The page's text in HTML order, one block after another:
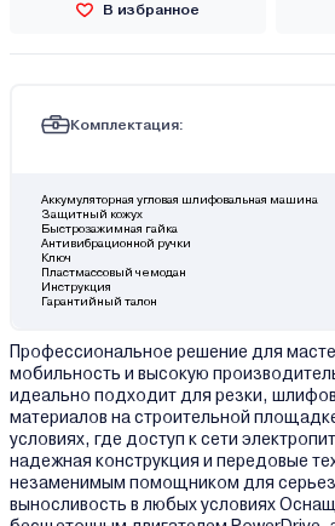
В избранное
Комплектация:
Аккумуляторная угловая шлифовальная машина
Защитный кожух
Быстрозажимная гайка
Антивибрационной ручки
Ключ
Пластмассовый чемодан
Инструкция
Гарантийный талон
Профессиональное решение для
мобильность и высокую
идеально подходит для резки,
материалов на строительной
условиях, где доступ к сети
надежная конструкция и передовые
незаменимым помощником для
выносливость в любых условиях